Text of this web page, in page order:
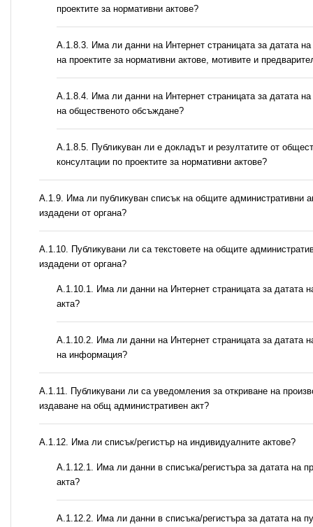
проектите за нормативни актове?
A.1.8.3. Има ли данни на Интернет страницата за датата на
на проектите за нормативни актове, мотивите и
A.1.8.4. Има ли данни на Интернет страницата за датата
на общественото обсъждане?
А.1.8.5. Публикуван ли е докладът и резултатите от
консултации по проектите за нормативни актове?
А.1.9. Има ли публикуван списък на общите административни
издадени от органа?
А.1.10. Публикувани ли са текстовете на общите
издадени от органа?
A.1.10.1. Има ли данни на Интернет страницата за датата
акта?
A.1.10.2. Има ли данни на Интернет страницата за датата
на информация?
А.1.11. Публикувани ли са уведомления за откриване на
издаване на общ административен акт?
А.1.12. Има ли списък/регистър на индивидуалните актове?
A.1.12.1. Има ли данни в списъка/регистъра за датата на
акта?
A.1.12.2. Има ли данни в списъка/регистъра за датата на